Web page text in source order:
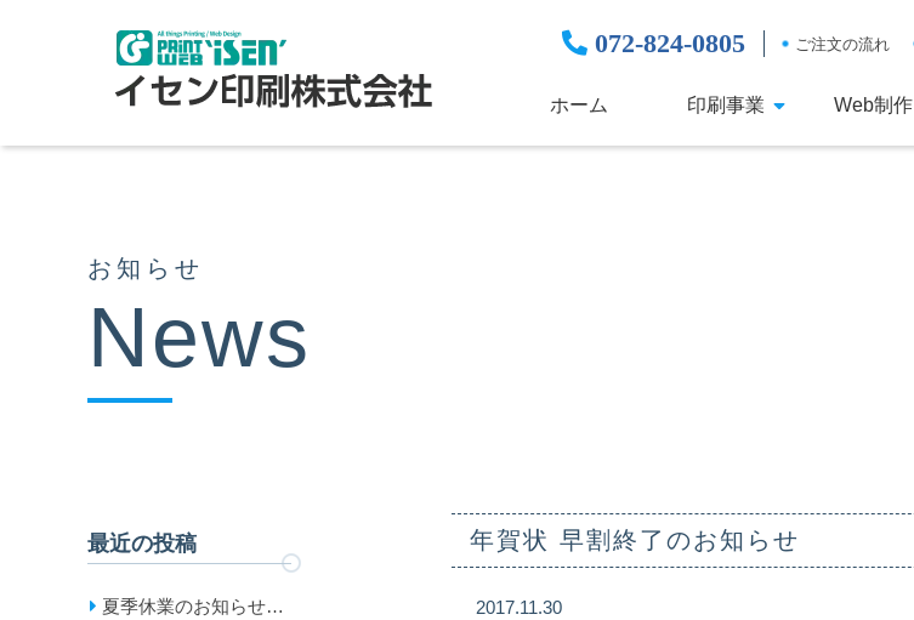
072-824-0805 ご注文の流れ
ホーム 印刷事業 Web制作
お知らせ
News
年賀状 早割終了のお知らせ
2017.11.30
最近の投稿
夏季休業のお知らせ